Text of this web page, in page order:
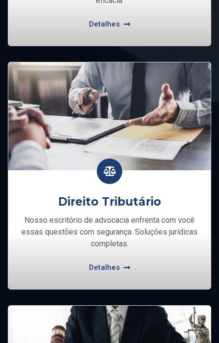
Detalhes
Direito Tributário
Nosso escritório de advocacia enfrenta com você
essas questões com segurança. Soluções jurídicas
completas.
Detalhes